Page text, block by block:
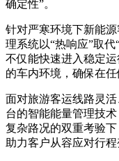
确定性”。
针对严寒环境下新能
理系统以“热响应”取
不仅能快速进入稳定
的车内环境，确保在
面对旅游客运线路灵
台的智能能量管理技
复杂路况的双重考验
助力客户从容应对行